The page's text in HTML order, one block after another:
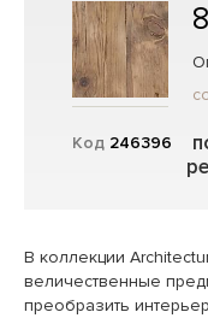
Код 246396
В коллекции
величественные
преобразить